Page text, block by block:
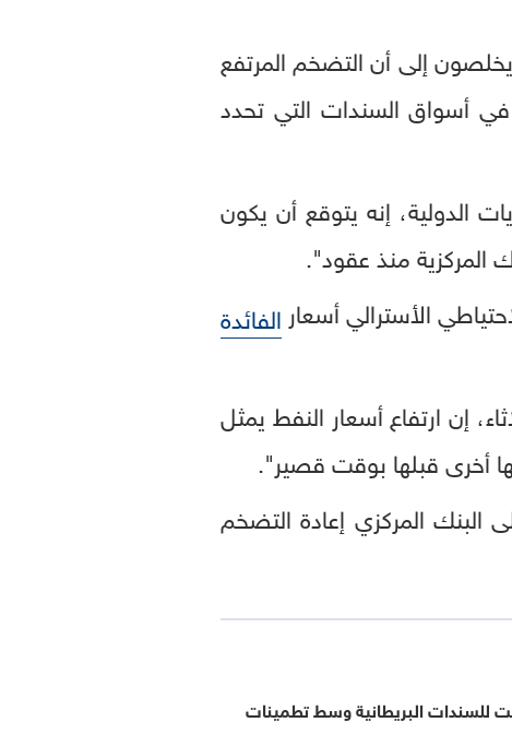
إلى أن التضخم المرتفع
أسواق السندات التي تحدد
الدولية، إنه يتوقع أن يكون
المركزية منذ عقود".
الأسترالي أسعار الفائدة
إن ارتفاع أسعار النفط يمثل
أخرى قبلها بوقت قصير".
المركزي إعادة التضخم
للسندات البريطانية وسط تطمينات